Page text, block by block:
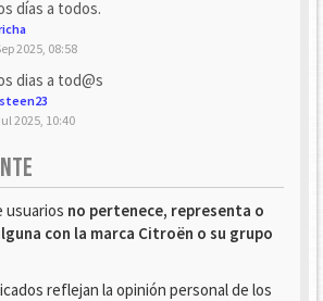
días a todos.
2025, 08:58
dias a tod@s
2025, 10:40
usuarios no pertenece, representa o
con la marca Citroën o su grupo
reflejan la opinión personal de los